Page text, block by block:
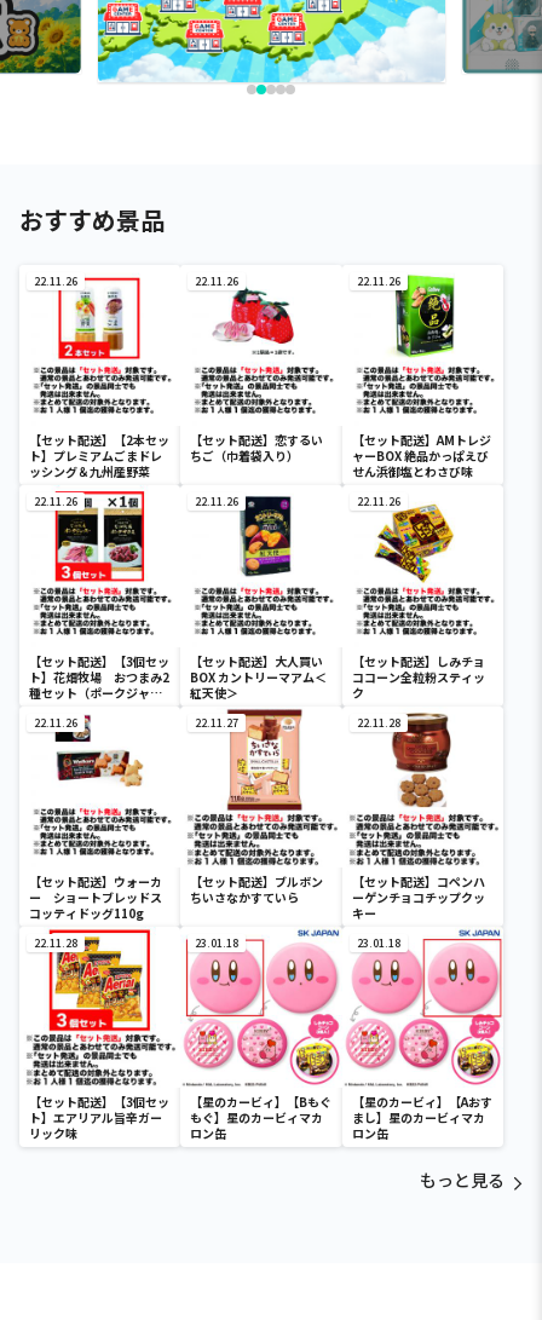
おすすめ景品
22.11.26
【セット配送】【2本セッ
ト】プレミアムごまドレ
ッシング＆九州産野菜
22.11.26
【セット配送】恋するい
ちご（巾着袋入り）
22.11.26
【セット配送】AMトレジ
ャーBOX 絶品かっぱえび
せん浜御塩とわさび味
22.11.26
【セット配送】【3個セッ
ト】花畑牧場 おつまみ2
種セット（ポークジャー
個）
22.11.26
【セット配送】大人買い
BOX カントリーマアム＜
紅天使＞
22.11.26
【セット配送】しみチョ
ココーン全粒粉スティッ
ク
22.11.26
【セット配送】ウォーカ
ー ショートブレッドス
コッティドッグ110g
22.11.27
【セット配送】ブルボン
ちいさなかすていら
22.11.28
【セット配送】コペンハ
ーゲンチョコチップクッ
キー
22.11.28
【セット配送】【3個セッ
ト】エアリアル旨辛ガー
リック味
23.01.18
【星のカービィ】【Bもぐ
もぐ】星のカービィマカ
ロン缶
23.01.18
【星のカービィ】【Aおす
まし】星のカービィマカ
ロン缶
もっと見る